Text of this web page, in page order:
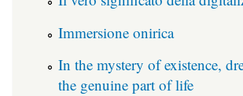
Immersione onirica
In the mystery of existence,
the genuine part of life